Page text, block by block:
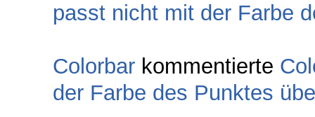
passt nicht mit der Farbe
Colorbar kommentierte
der Farbe des Punktes